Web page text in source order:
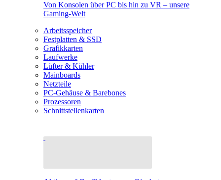
Von Konsolen über PC bis hin zu VR – unsere
Gaming-Welt
Arbeitsspeicher
Festplatten & SSD
Grafikkarten
Laufwerke
Lüfter & Kühler
Mainboards
Netzteile
PC-Gehäuse & Barebones
Prozessoren
Schnittstellenkarten